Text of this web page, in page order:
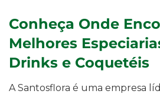
Conheça Onde
Melhores
Drinks e Coquetéis
A Santosflora é uma empresa